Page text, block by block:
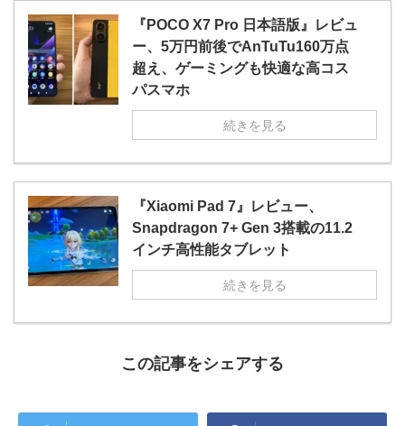
『POCO X7 Pro 日本語版』レビュ
ー、5万円前後でAnTuTu160万点
超え、ゲーミングも快適な高コス
パスマホ
続きを見る
『Xiaomi Pad 7』レビュー、
Snapdragon 7+ Gen 3搭載の11.2
インチ高性能タブレット
続きを見る
この記事をシェアする